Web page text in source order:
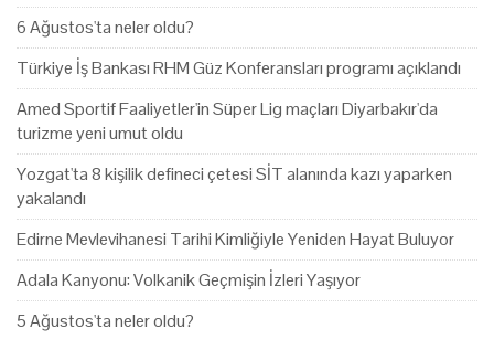
6 Ağustos'ta neler oldu?
Türkiye İş Bankası RHM Güz Konferansları programı açıklandı
Amed Sportif Faaliyetler'in Süper Lig maçları Diyarbakır'da
turizme yeni umut oldu
Yozgat'ta 8 kişilik defineci çetesi SİT alanında kazı yaparken
yakalandı
Edirne Mevlevihanesi Tarihi Kimliğiyle Yeniden Hayat Buluyor
Adala Kanyonu: Volkanik Geçmişin İzleri Yaşıyor
5 Ağustos'ta neler oldu?